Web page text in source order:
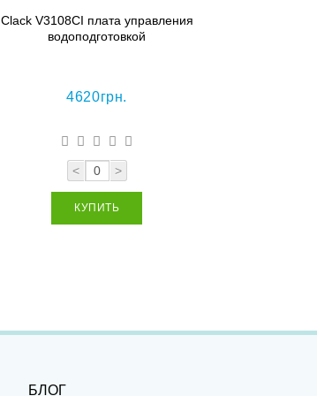
Clack V3108CI плата управления
водоподготовкой
4620грн.
< >
КУПИТЬ
БЛОГ